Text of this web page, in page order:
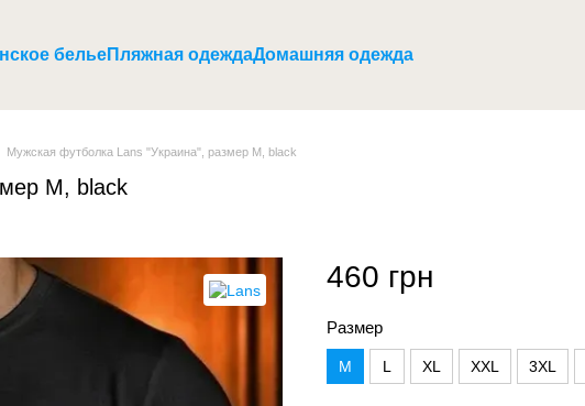
бельеПляжная одеждаДомашняя одежда
Мужская футболка Lans "Украина", размер M, black
M, black
460 грн
Размер
M L XL XXL 3XL